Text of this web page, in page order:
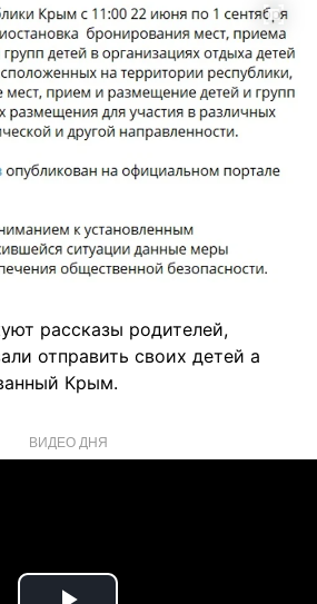
рассказы родителей,
отправить своих детей а
Крым.
ВИДЕО ДНЯ